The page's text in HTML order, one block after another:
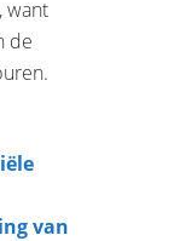
want
de
van